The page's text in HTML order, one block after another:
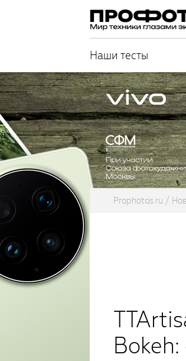
Наши тесты
Prophotos.ru